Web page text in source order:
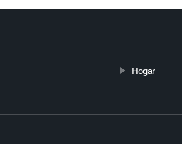
Hogar